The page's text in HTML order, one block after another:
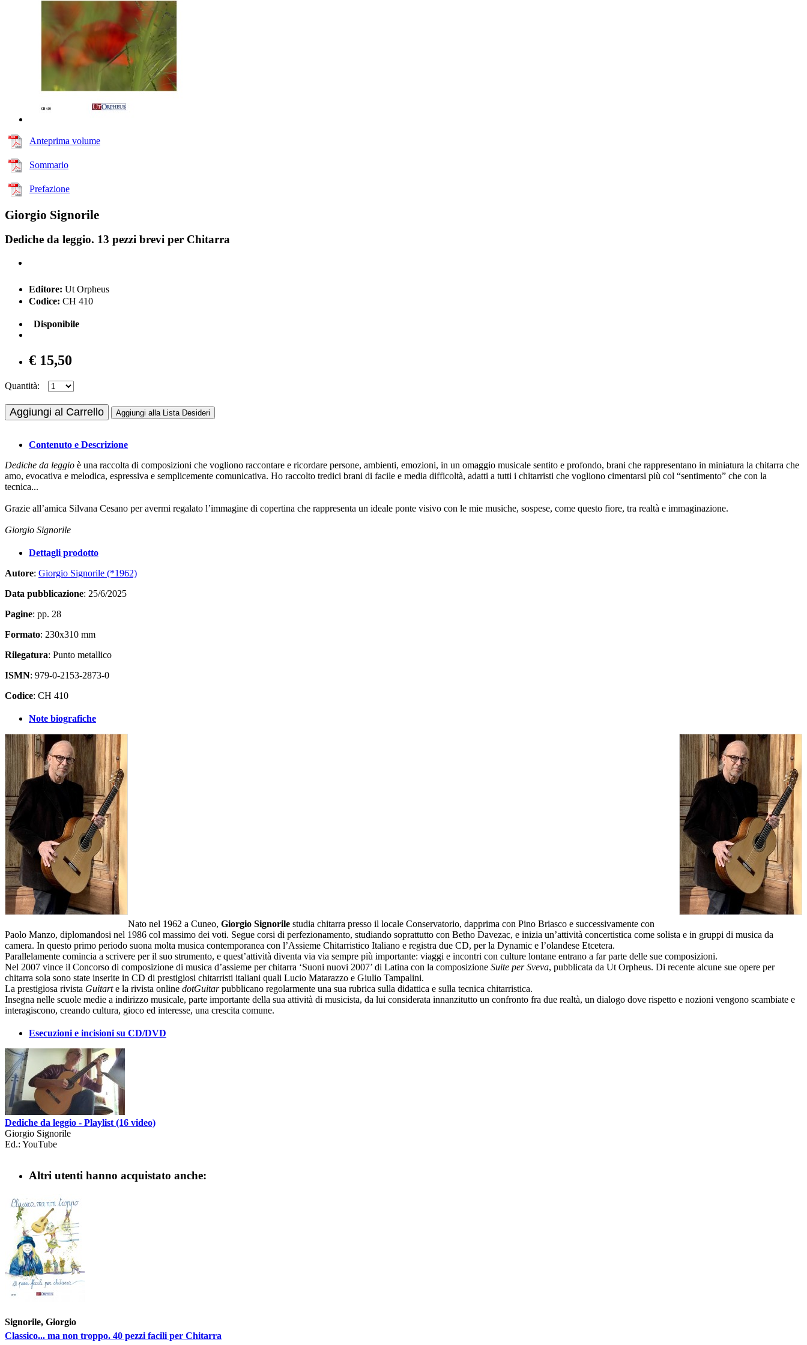
Anteprima volume
Sommario
Prefazione
Giorgio Signorile
Dediche da leggio. 13 pezzi brevi per Chitarra
Editore: Ut Orpheus
Codice: CH 410
Disponibile
€ 15,50
Quantità:
Aggiungi al Carrello Aggiungi alla Lista Desideri
Contenuto e Descrizione
Dediche da leggio è una raccolta di composizioni che vogliono raccontare e ricordare persone, ambienti, emozioni, in un omaggio musicale sentito e profondo, brani che rappresentano in miniatura la chitarra che
amo, evocativa e melodica, espressiva e semplicemente comunicativa. Ho raccolto tredici brani di facile e media difficoltà, adatti a tutti i chitarristi che vogliono cimentarsi più col “sentimento” che con la
tecnica...
Grazie all’amica Silvana Cesano per avermi regalato l’immagine di copertina che rappresenta un ideale ponte visivo con le mie musiche, sospese, come questo fiore, tra realtà e immaginazione.
Giorgio Signorile
Dettagli prodotto
Autore: Giorgio Signorile (*1962)
Data pubblicazione: 25/6/2025
Pagine: pp. 28
Formato: 230x310 mm
Rilegatura: Punto metallico
ISMN: 979-0-2153-2873-0
Codice: CH 410
Note biografiche
Nato nel 1962 a Cuneo, Giorgio Signorile studia chitarra presso il locale Conservatorio, dapprima con Pino Briasco e successivamente con
Paolo Manzo, diplomandosi nel 1986 col massimo dei voti. Segue corsi di perfezionamento, studiando soprattutto con Betho Davezac, e inizia un’attività concertistica come solista e in gruppi di musica da
camera. In questo primo periodo suona molta musica contemporanea con l’Assieme Chitarristico Italiano e registra due CD, per la Dynamic e l’olandese Etcetera.
Parallelamente comincia a scrivere per il suo strumento, e quest’attività diventa via via sempre più importante: viaggi e incontri con culture lontane entrano a far parte delle sue composizioni.
Nel 2007 vince il Concorso di composizione di musica d’assieme per chitarra ‘Suoni nuovi 2007’ di Latina con la composizione Suite per Sveva, pubblicata da Ut Orpheus. Di recente alcune sue opere per
chitarra sola sono state inserite in CD di prestigiosi chitarristi italiani quali Lucio Matarazzo e Giulio Tampalini.
La prestigiosa rivista Guitarte la rivista online dotGuitarpubblicano regolarmente una sua rubrica sulla didattica e sulla tecnica chitarristica.
Insegna nelle scuole medie a indirizzo musicale, parte importante della sua attività di musicista, da lui considerata innanzitutto un confronto fra due realtà, un dialogo dove rispetto e nozioni vengono scambiate e
interagiscono, creando cultura, gioco ed interesse, una crescita comune.
Esecuzioni e incisioni su CD/DVD
Dediche da leggio - Playlist (16 video)
Giorgio Signorile
Ed.: YouTube
Altri utenti hanno acquistato anche:
Signorile, Giorgio
Classico... ma non troppo. 40 pezzi facili per Chitarra